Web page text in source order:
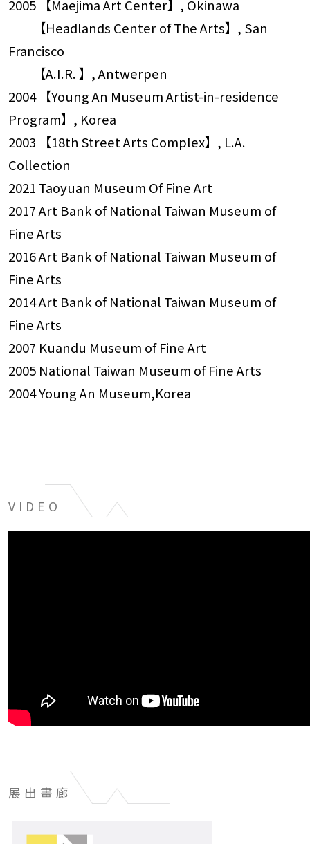
2005 【Maejima Art Center】, Okinawa
【Headlands Center of The Arts】, San
Francisco
【A.I.R. 】, Antwerpen
2004 【Young An Museum Artist-in-residence
Program】, Korea
2003 【18th Street Arts Complex】, L.A.
Collection
2021 Taoyuan Museum Of Fine Art
2017 Art Bank of National Taiwan Museum of
Fine Arts
2016 Art Bank of National Taiwan Museum of
Fine Arts
2014 Art Bank of National Taiwan Museum of
Fine Arts
2007 Kuandu Museum of Fine Art
2005 National Taiwan Museum of Fine Arts
2004 Young An Museum,Korea
VIDEO
展出畫廊